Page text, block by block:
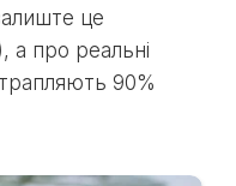
це
а про реальні
90%